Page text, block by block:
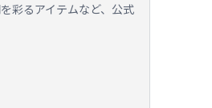
彩るアイテムなど、公式